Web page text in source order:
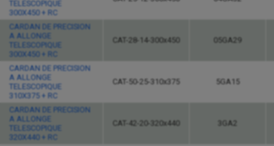
TELESCOPIQUE
300X450 + RC
CARDAN DE PRECISION
A ALLONGE
TELESCOPIQUE
300X450 + RC
CAT-28-14-300x450 05GA29
CARDAN DE PRECISION
A ALLONGE
TELESCOPIQUE
310X375 + RC
CAT-50-25-310x375 5GA15
CARDAN DE PRECISION
A ALLONGE
TELESCOPIQUE
320X440 + RC
CAT-42-20-320x440 3GA2